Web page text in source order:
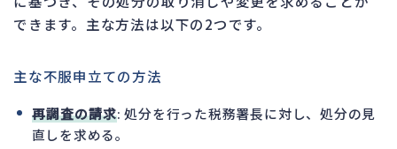
できます。主な方法は以下の2つです。
主な不服申立ての方法
再調査の請求: 処分を行った税務署長に対し、処分の見
直しを求める。